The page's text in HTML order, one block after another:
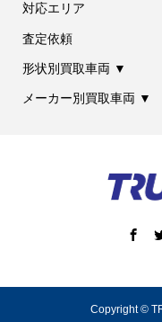
対応エリア
査定依頼
形状別買取車両 ▼
メーカー別買取車両 ▼
Copyright ©